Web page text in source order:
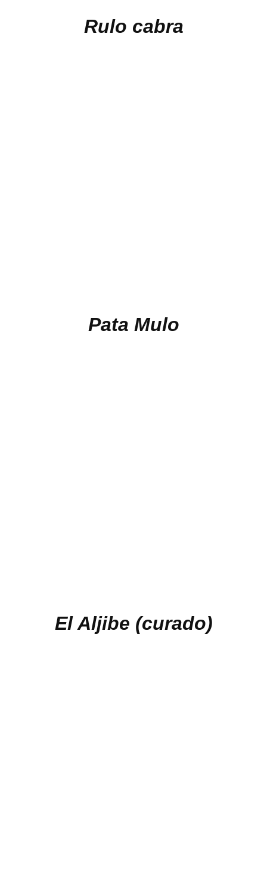
Rulo cabra
Pata Mulo
El Aljibe (curado)